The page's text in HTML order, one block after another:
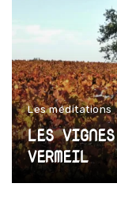
Les méditations
LES VIGNES DE
VERMEIL